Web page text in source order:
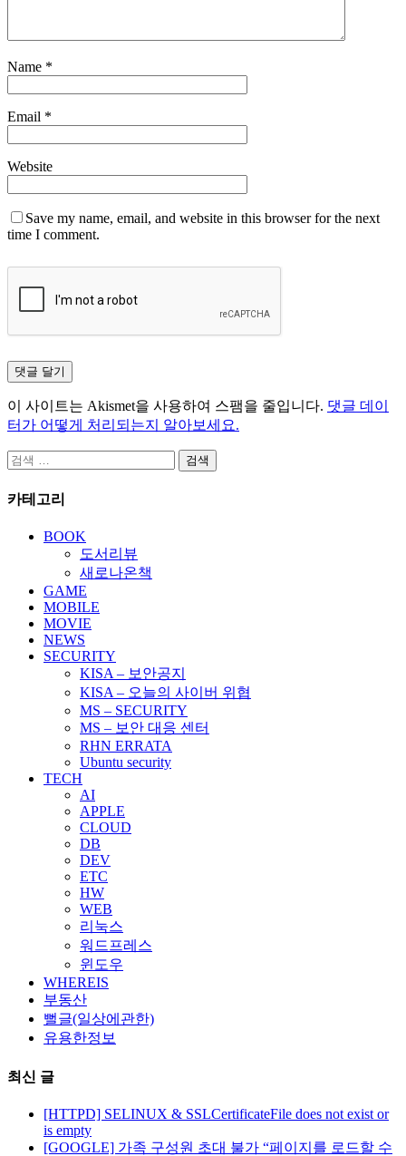
Name *
Email *
Website
Save my name, email, and website in this browser for the next
time I comment.
이 사이트는 Akismet을 사용하여 스팸을 줄입니다. 댓글 데이
터가 어떻게 처리되는지 알아보세요.
검
카테고리
BOOK
도서리뷰
새로나온책
GAME
MOBILE
MOVIE
NEWS
SECURITY
KISA – 보안공지
KISA – 오늘의 사이버 위협
MS – SECURITY
MS – 보안 대응 센터
RHN ERRATA
Ubuntu security
TECH
AI
APPLE
CLOUD
DB
DEV
ETC
HW
WEB
리눅스
워드프레스
윈도우
WHEREIS
부동산
뻘글(일상에관한)
유용한정보
최신 글
[HTTPD] SELINUX & SSLCertificateFile does not exist or
is empty
[GOOGLE] 가족 구성원 초대 불가 “페이지를 로드할 수